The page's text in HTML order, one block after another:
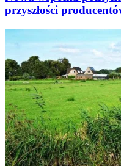
przyszłości